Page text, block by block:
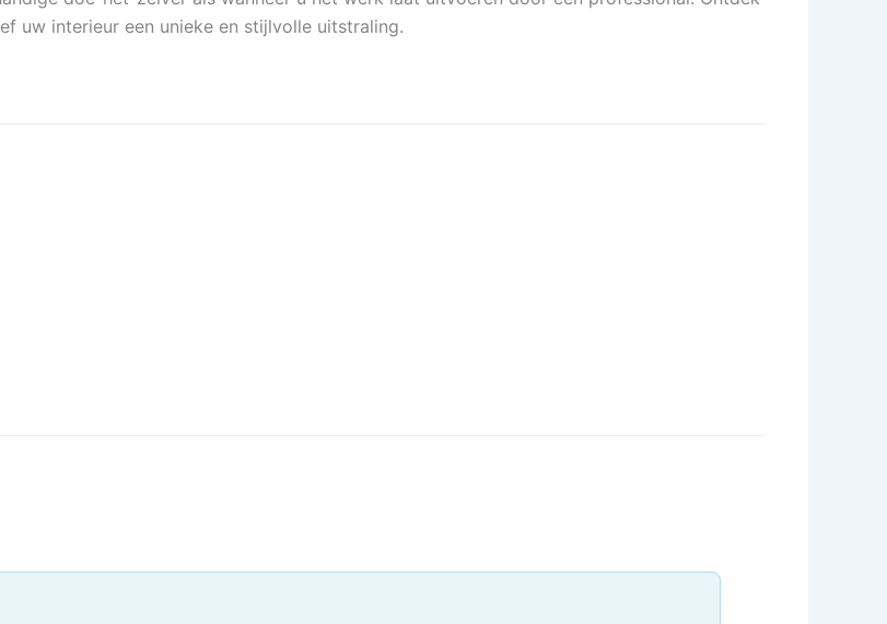
uw interieur een unieke en stijlvolle uitstraling.